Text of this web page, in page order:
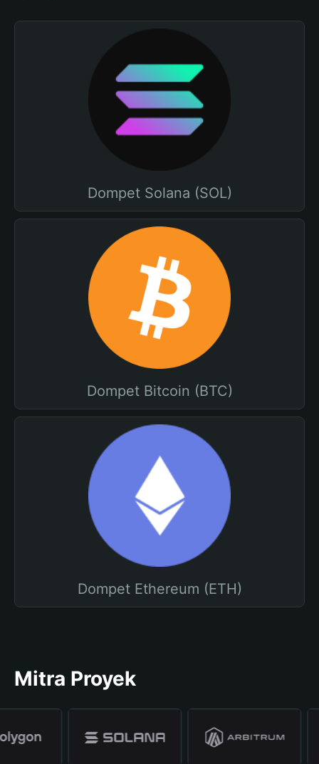
Dompet Solana (SOL)
Dompet Bitcoin (BTC)
Dompet Ethereum (ETH)
Mitra Proyek